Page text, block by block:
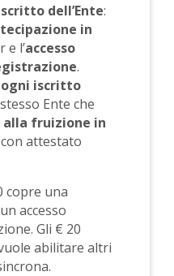
dell’Ente:
in
e l’accesso
.
ogni iscritto
Ente che
fruizione in
con attestato
copre una
accesso
Gli € 20
abilitare altri